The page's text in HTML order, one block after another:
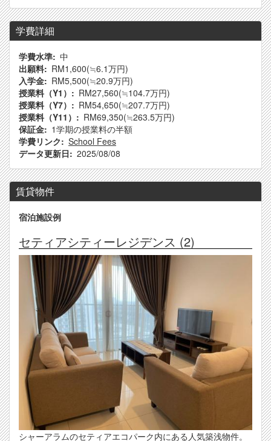
学費詳細
学費水準 中
出願料
RM1,600(≒6.1万円)
入学金
RM5,500(≒20.9万円)
授業料（Y1）
RM27,560(≒104.7万円)
授業料（Y7）
RM54,650(≒207.7万円)
授業料（Y11）
RM69,350(≒263.5万円)
保証金
1学期の授業料の半額
学費リンク
School Fees
データ更新日
2025/08/08
賃貸物件
宿泊施設例
セティアシティーレジデンス (2)
シャーアラムのセティアエコパーク内にある人気築浅物件。